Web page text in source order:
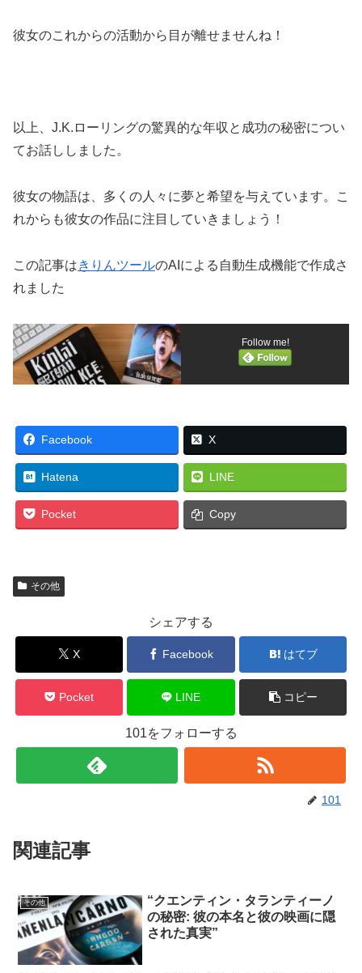
彼女のこれからの活動から目が離せませんね！
以上、J.K.ローリングの驚異的な年収と成功の秘密につい
てお話ししました。
彼女の物語は、多くの人々に夢と希望を与えています。こ
れからも彼女の作品に注目していきましょう！
この記事はきりんツールのAIによる自動生成機能で作成さ
れました
Follow me!
Facebook X
Hatena LINE
Pocket Copy
その他
シェアする
X Facebook はてブ
Pocket LINE コピー
101をフォローする
101
関連記事
その他
“クエンティン・タランティーノ
の秘密: 彼の本名と彼の映画に隠
された真実”